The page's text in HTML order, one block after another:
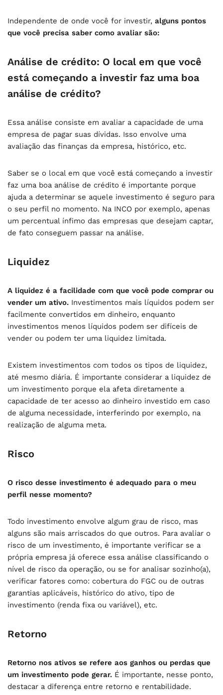
Independente de onde você for investir, alguns pontos
que você precisa saber como avaliar são:
Análise de crédito: O local em que você
está começando a investir faz uma boa
análise de crédito?
Essa análise consiste em avaliar a capacidade de uma
empresa de pagar suas dívidas. Isso envolve uma
avaliação das finanças da empresa, histórico, etc.
Saber se o local em que você está começando a investir
faz uma boa análise de crédito é importante porque
ajuda a determinar se aquele investimento é seguro para
o seu perfil no momento. Na INCO por exemplo, apenas
um percentual ínfimo das empresas que desejam captar,
de fato conseguem passar na análise.
Liquidez
A liquidez é a facilidade com que você pode comprar ou
vender um ativo. Investimentos mais líquidos podem ser
facilmente convertidos em dinheiro, enquanto
investimentos menos líquidos podem ser difíceis de
vender ou podem ter uma liquidez limitada.
Existem investimentos com todos os tipos de liquidez,
até mesmo diária. É importante considerar a liquidez de
um investimento porque ela afeta diretamente a
capacidade de ter acesso ao dinheiro investido em caso
de alguma necessidade, interferindo por exemplo, na
realização de alguma meta.
Risco
O risco desse investimento é adequado para o meu
perfil nesse momento?
Todo investimento envolve algum grau de risco, mas
alguns são mais arriscados do que outros. Para avaliar o
risco de um investimento, é importante verificar se a
própria empresa já oferece essa análise classificando o
nível de risco da operação, ou se for analisar sozinho(a),
verificar fatores como: cobertura do FGC ou de outras
garantias aplicáveis, histórico do ativo, tipo de
investimento (renda fixa ou variável), etc.
Retorno
Retorno nos ativos se refere aos ganhos ou perdas que
um investimento pode gerar. É importante, nesse ponto,
destacar a diferença entre retorno e rentabilidade.